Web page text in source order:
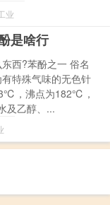
业
是啥行
西?苯酚之一 俗名
特殊气味的无色针
，沸点为182℃，
及乙醇、...